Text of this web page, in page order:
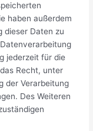
haben außerdem
dieser Daten zu
jederzeit für die
Recht, unter
der Verarbeitung
Des Weiteren